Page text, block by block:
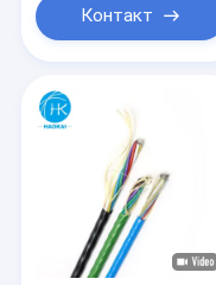
Контакт